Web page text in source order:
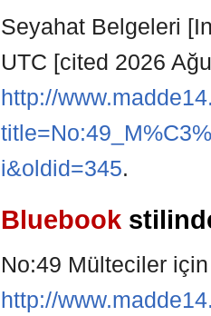
Seyahat Belgeleri
UTC [cited 2026
http://
i&oldid=345.
Bluebook
No:49 Mülteciler
http://